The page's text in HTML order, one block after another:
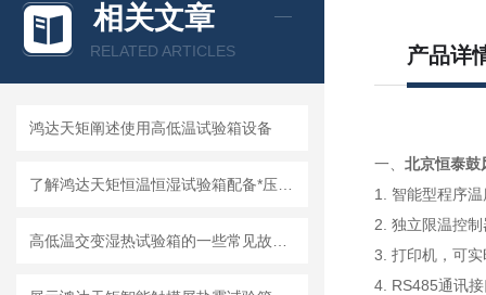
相关文章
RELATED ARTICLES
鸿达天矩阐述使用高低温试验箱设备
产品详
一、 北京恒泰鼓
1. 智能型程序
2. 独立限温控
3. 打印机，可
4. RS485通讯